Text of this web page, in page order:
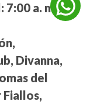
7:00 a. m. a
Divanna,
del
Fiallos,